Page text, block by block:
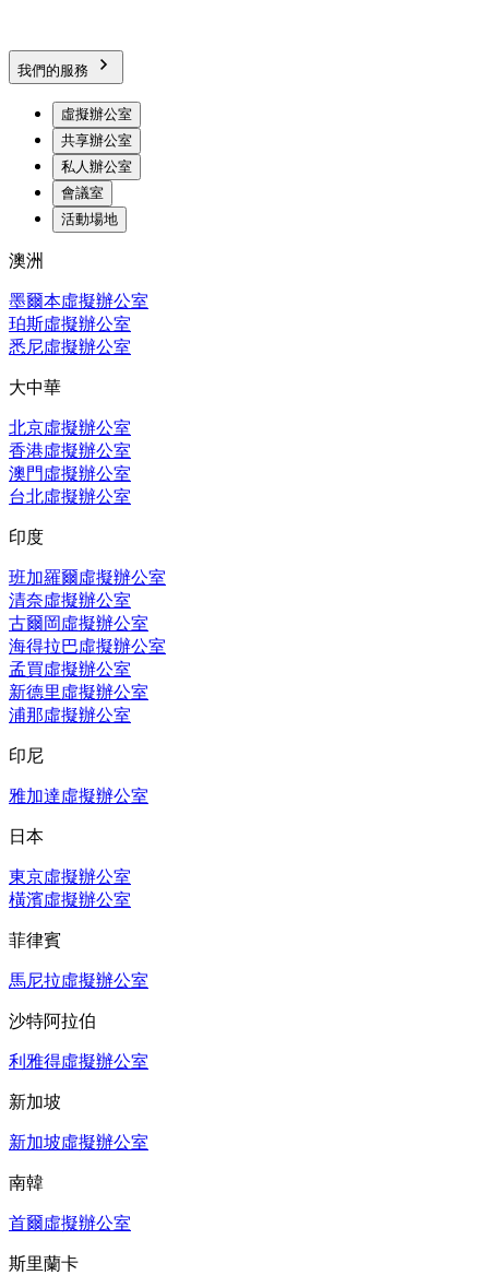
我們的服務
虛擬辦公室
共享辦公室
私人辦公室
會議室
活動場地
澳洲
墨爾本虛擬辦公室
珀斯虛擬辦公室
悉尼虛擬辦公室
大中華
北京虛擬辦公室
香港虛擬辦公室
澳門虛擬辦公室
台北虛擬辦公室
印度
班加羅爾虛擬辦公室
清奈虛擬辦公室
古爾岡虛擬辦公室
海得拉巴虛擬辦公室
孟買虛擬辦公室
新德里虛擬辦公室
浦那虛擬辦公室
印尼
雅加達虛擬辦公室
日本
東京虛擬辦公室
橫濱虛擬辦公室
菲律賓
馬尼拉虛擬辦公室
沙特阿拉伯
利雅得虛擬辦公室
新加坡
新加坡虛擬辦公室
南韓
首爾虛擬辦公室
斯里蘭卡